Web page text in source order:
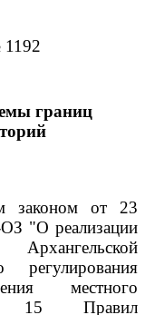
границ
законом от 23
"О реализации
Архангельской
местного
15 Правил